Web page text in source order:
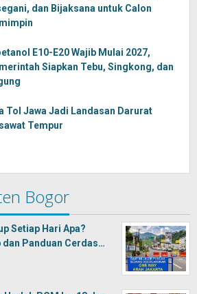
dan Bijaksana untuk Calon
E10-E20 Wajib Mulai 2027,
Siapkan Tebu, Singkong, dan
Tol Jawa Jadi Landasan Darurat
Tempur
Bogor
Setiap Hari Apa?
Panduan Cerdas…